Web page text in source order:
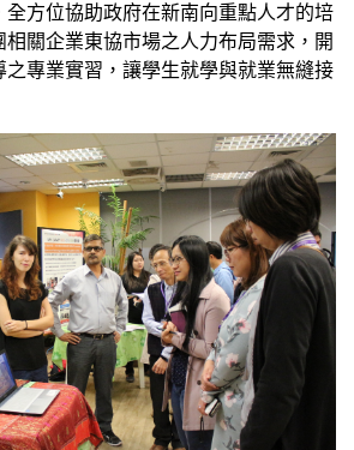
全方位協助政府在新南向重點人才的培
關企業東協市場之人力布局需求，開
專業實習，讓學生就學與就業無縫接